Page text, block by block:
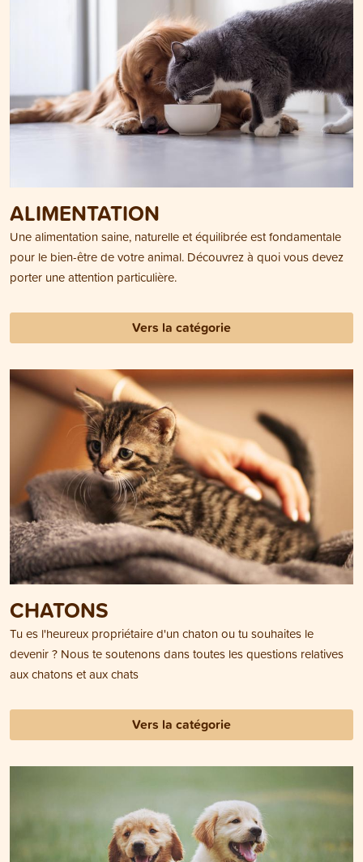
ALIMENTATION
Une alimentation saine, naturelle et équilibrée est fondamentale
pour le bien-être de votre animal. Découvrez à quoi vous devez
porter une attention particulière.
Vers la catégorie
CHATONS
Tu es l'heureux propriétaire d'un chaton ou tu souhaites le
devenir ? Nous te soutenons dans toutes les questions relatives
aux chatons et aux chats
Vers la catégorie